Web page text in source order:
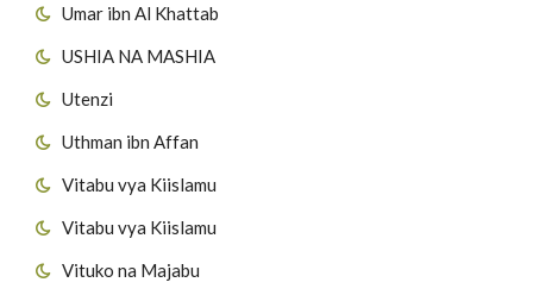
Umar ibn Al Khattab
USHIA NA MASHIA
Utenzi
Uthman ibn Affan
Vitabu vya Kiislamu
Vitabu vya Kiislamu
Vituko na Majabu